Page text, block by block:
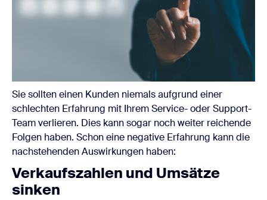
Sie sollten einen Kunden niemals aufgrund einer
schlechten Erfahrung mit Ihrem Service- oder Support-
Team verlieren. Dies kann sogar noch weiter reichende
Folgen haben. Schon eine negative Erfahrung kann die
nachstehenden Auswirkungen haben:
Verkaufszahlen und Umsätze
sinken